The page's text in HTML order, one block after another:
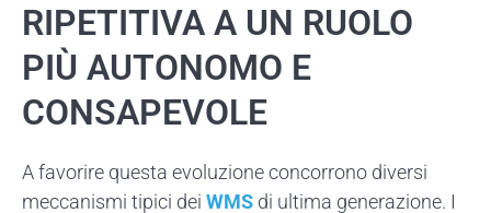
RIPETITIVA A UN RUOLO
PIÙ AUTONOMO E
CONSAPEVOLE
A favorire questa evoluzione concorrono diversi
meccanismi tipici dei WMS di ultima generazione. I